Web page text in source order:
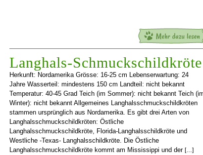
Langhals-Schmuckschildkröte
Herkunft: Nordamerika Grösse: 16-25 cm Lebenserwartung: 24
Jahre Wasserteil: mindestens 150 cm Landteil: nicht bekannt
Temperatur: 40-45 Grad Teich (im Sommer): nicht bekannt Teich
Winter): nicht bekannt Allgemeines Langhalsschmuckschildkröten
stammen ursprünglich aus Nordamerika. Es gibt drei Arten von
Langhalsschmuckschildkröten: Östliche
Langhalsschmuckschildkröte, Florida-Langhalsschildkröte und
Westliche -Texas- Langhalsschildkröte. Die Östliche
Langhalsschmuckschildkröte kommt am Mississippi und der […]